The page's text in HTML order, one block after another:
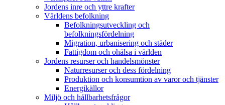
Jordens inre och yttre krafter
Världens befolkning
Befolkningsutveckling och
befolkningsfördelning
Migration, urbanisering och städer
Fattigdom och ohälsa i världen
Jordens resurser och handelsmönster
Naturresurser och dess fördelning
Produktion och konsumtion av varor och tjänster
Energikällor
Miljö och hållbarhetsfrågor